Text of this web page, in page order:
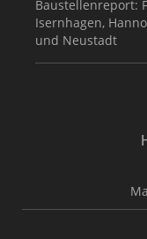
Baustellenreport:
Isernhagen,
und Neustadt